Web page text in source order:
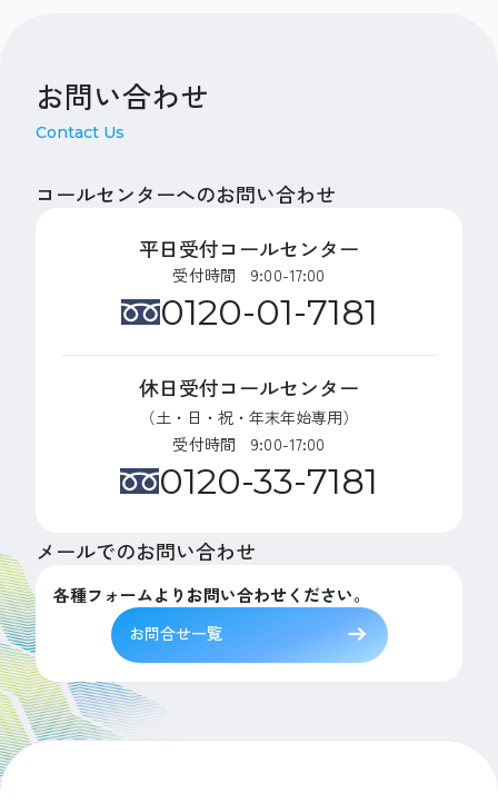
お問い合わせ
Contact Us
コールセンターへのお問い合わせ
平日受付コールセンター
受付時間 9:00-17:00
0120-01-7181
休日受付コールセンター
（土・日・祝・年末年始専用）
受付時間 9:00-17:00
0120-33-7181
メールでのお問い合わせ
各種フォームよりお問い合わせください。
お問合せ一覧